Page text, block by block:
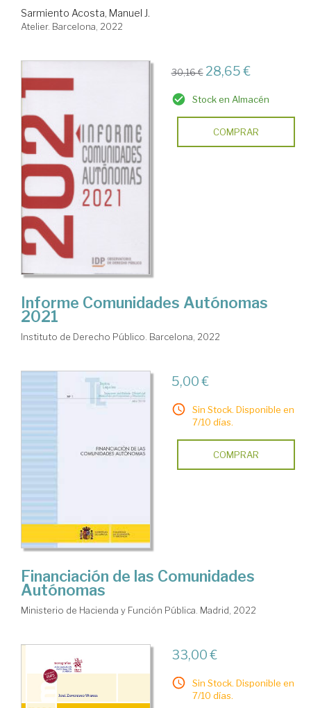
Sarmiento Acosta, Manuel J.
Atelier. Barcelona, 2022
30,16 € 28,65 €
Stock en Almacén
COMPRAR
Informe Comunidades Autónomas
2021
Instituto de Derecho Público. Barcelona, 2022
5,00 €
Sin Stock. Disponible en
7/10 días.
COMPRAR
Financiación de las Comunidades
Autónomas
Ministerio de Hacienda y Función Pública. Madrid, 2022
33,00 €
Sin Stock. Disponible en
7/10 días.